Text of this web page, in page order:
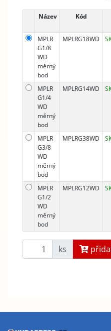
Název Kód
MPLR
G1/8
WD
měrný
bod
MPLRG18WD
MPLR
G1/4
WD
měrný
bod
MPLRG14WD
MPLR
G3/8
WD
měrný
bod
MPLRG38WD
MPLR
G1/2
WD
měrný
bod
MPLRG12WD
ks